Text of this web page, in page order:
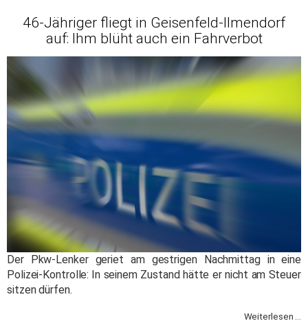
46-Jähriger fliegt in Geisenfeld-Ilmendorf
auf: Ihm blüht auch ein Fahrverbot
Der Pkw-Lenker geriet am gestrigen Nachmittag in eine
Polizei-Kontrolle: In seinem Zustand hätte er nicht am Steuer
sitzen dürfen.
Weiterlesen ...